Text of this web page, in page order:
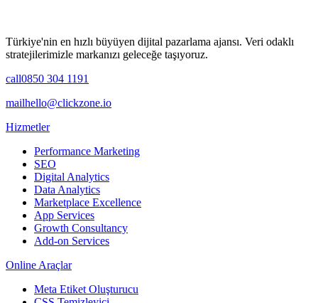
Türkiye'nin en hızlı büyüyen dijital pazarlama ajansı. Veri odaklı
stratejilerimizle markanızı geleceğe taşıyoruz.
call0850 304 1191
mailhello@clickzone.io
Hizmetler
Performance Marketing
SEO
Digital Analytics
Data Analytics
Marketplace Excellence
App Services
Growth Consultancy
Add-on Services
Online Araçlar
Meta Etiket Oluşturucu